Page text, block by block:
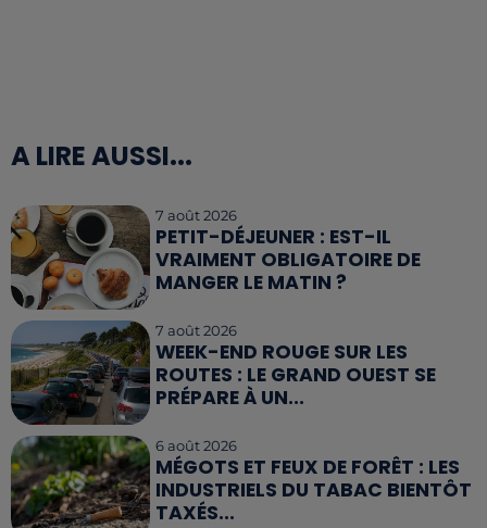
A LIRE AUSSI...
7 août 2026
PETIT-DÉJEUNER : EST-IL
VRAIMENT OBLIGATOIRE DE
MANGER LE MATIN ?
7 août 2026
WEEK-END ROUGE SUR LES
ROUTES : LE GRAND OUEST SE
PRÉPARE À UN...
6 août 2026
MÉGOTS ET FEUX DE FORÊT : LES
INDUSTRIELS DU TABAC BIENTÔT
TAXÉS...